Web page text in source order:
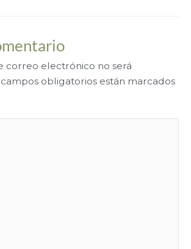
correo electrónico no será
campos obligatorios están marcados